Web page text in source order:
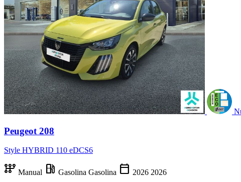
Peugeot 208
Style HYBRID 110 eDCS6
auto_transmission Manual local_gas_station Gasolina Gasolina calendar_today 2026 2026